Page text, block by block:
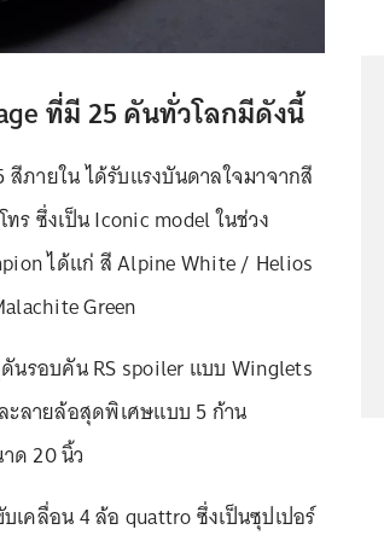
ที่มี 25 คันทั่วโลกมีดังนี้
ภายใน ได้รับแรงบันดาลใจมาจากสี
ร ซึ่งเป็น Iconic model ในช่วง
ได้แก่ สี Alpine White / Helios
Green
รอบคัน RS spoiler แบบ Winglets
ะลายล้อสุดพิเศษแบบ 5 ก้าน
ด 20 นิ้ว
เคลื่อน 4 ล้อ quattro ซึ่งเป็นซุปเปอร์